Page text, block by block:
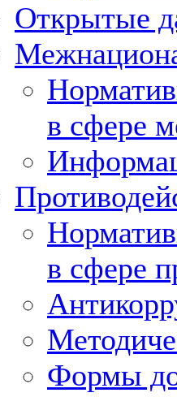
Открытые
в сфере
в сфере
Формы